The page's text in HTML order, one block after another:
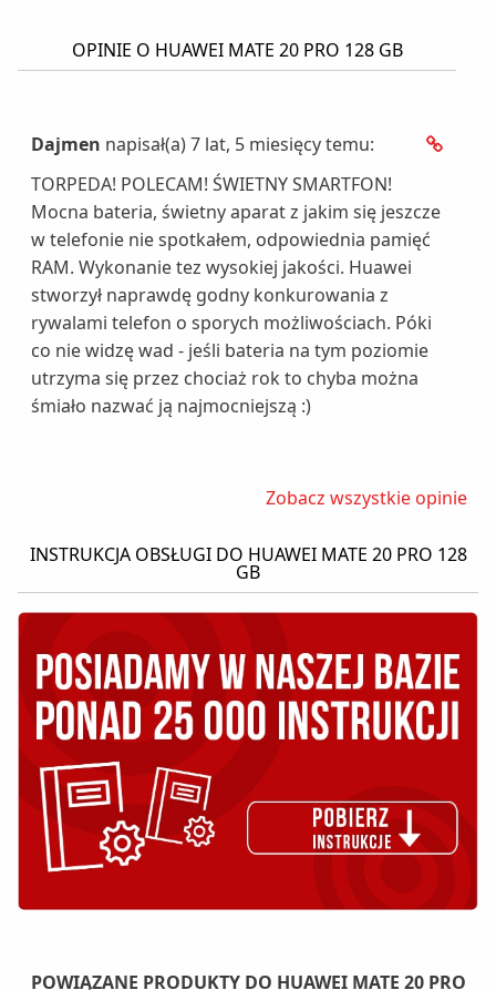
OPINIE O HUAWEI MATE 20 PRO 128 GB
Dajmen napisał(a) 7 lat, 5 miesięcy temu:
TORPEDA! POLECAM! ŚWIETNY SMARTFON!
Mocna bateria, świetny aparat z jakim się jeszcze
w telefonie nie spotkałem, odpowiednia pamięć
RAM. Wykonanie tez wysokiej jakości. Huawei
stworzył naprawdę godny konkurowania z
rywalami telefon o sporych możliwościach. Póki
co nie widzę wad - jeśli bateria na tym poziomie
utrzyma się przez chociaż rok to chyba można
śmiało nazwać ją najmocniejszą :)
Zobacz wszystkie opinie
INSTRUKCJA OBSŁUGI DO HUAWEI MATE 20 PRO 128
GB
POWIĄZANE PRODUKTY DO HUAWEI MATE 20 PRO